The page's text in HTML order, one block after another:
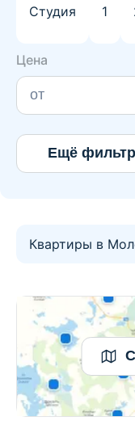
Студия 1
Цена
Ещё
Квартиры в